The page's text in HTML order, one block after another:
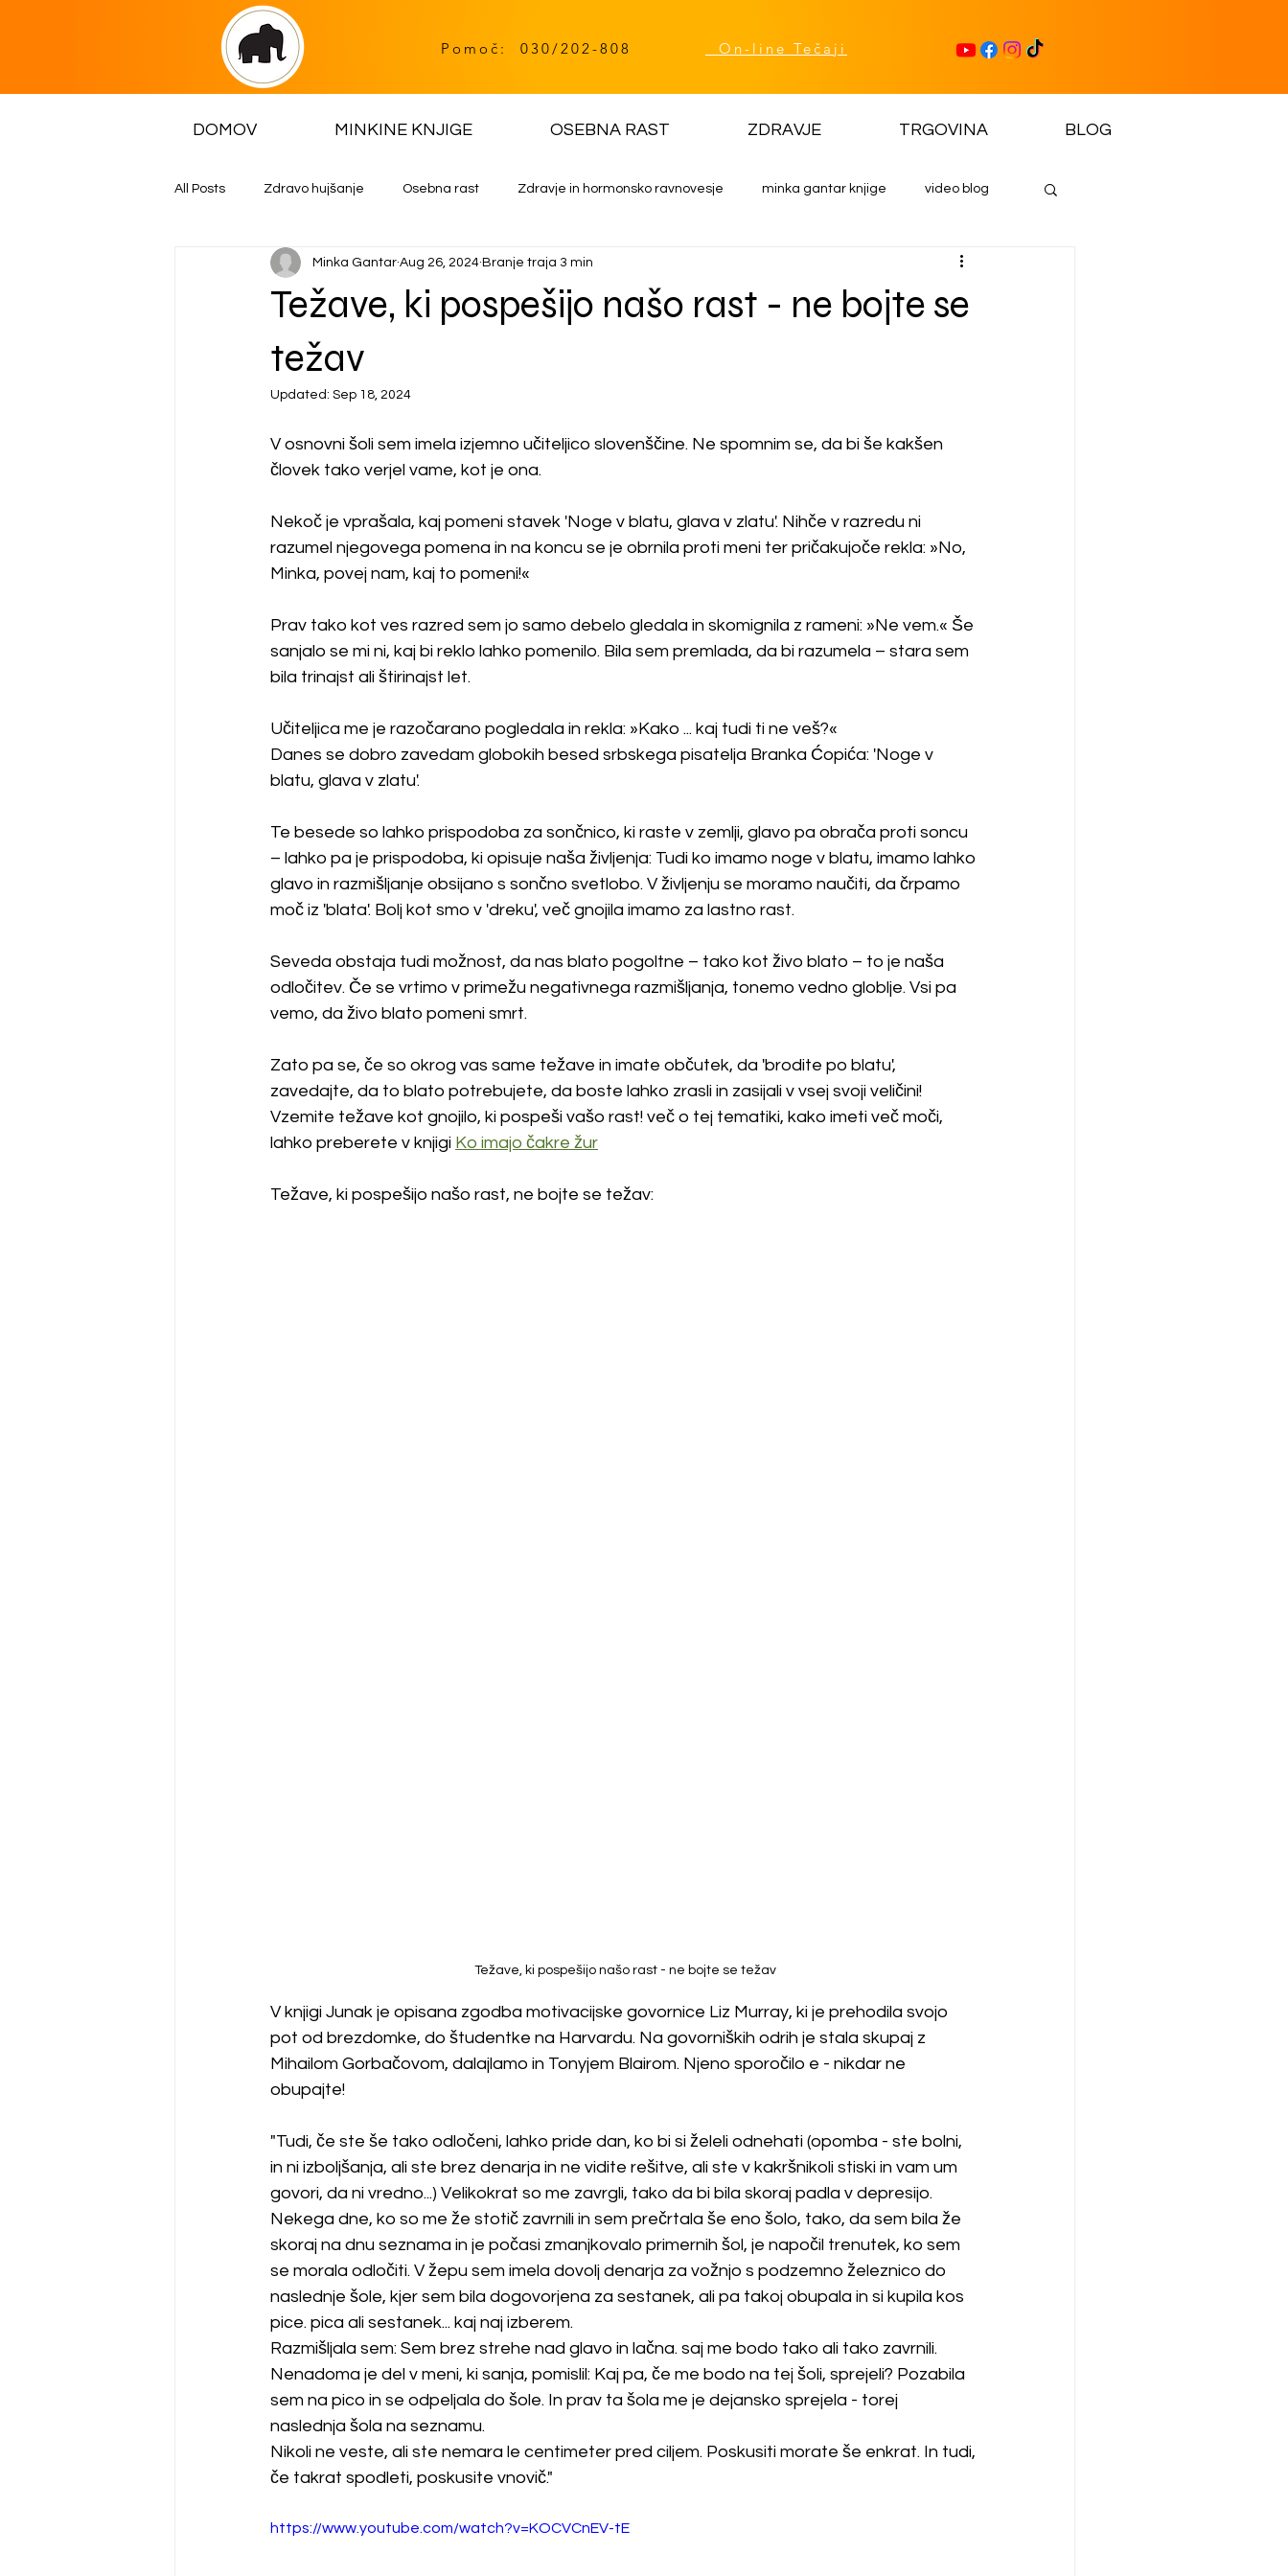
Pomoč: 030/202-808 On-line Tečaji
DOMOV MINKINE KNJIGE OSEBNA RAST ZDRAVJE TRGOVINA BLOG
All Posts Zdravo hujšanje Osebna rast Zdravje in hormonsko ravnovesje minka gantar knjige video blog
Minkin tečaj
Težave, ki pospešijo našo rast - ne bojte se
težav
Minka Gantar Aug 26, 2024 Branje traja 3 min
Updated: Sep 18, 2024
V osnovni šoli sem imela izjemno učiteljico slovenščine. Ne spomnim se, da bi še kakšen
človek tako verjel vame, kot je ona.
Nekoč je vprašala, kaj pomeni stavek 'Noge v blatu, glava v zlatu'. Nihče v razredu ni
razumel njegovega pomena in na koncu se je obrnila proti meni ter pričakujoče rekla: »No,
Minka, povej nam, kaj to pomeni!«
Prav tako kot ves razred sem jo samo debelo gledala in skomignila z rameni: »Ne vem.« Še
sanjalo se mi ni, kaj bi reklo lahko pomenilo. Bila sem premlada, da bi razumela – stara sem
bila trinajst ali štirinajst let.
Učiteljica me je razočarano pogledala in rekla: »Kako ... kaj tudi ti ne veš?«
Danes se dobro zavedam globokih besed srbskega pisatelja Branka Ćopića: 'Noge v
blatu, glava v zlatu'.
Te besede so lahko prispodoba za sončnico, ki raste v zemlji, glavo pa obrača proti soncu
– lahko pa je prispodoba, ki opisuje naša življenja: Tudi ko imamo noge v blatu, imamo lahko
glavo in razmišljanje obsijano s sončno svetlobo. V življenju se moramo naučiti, da črpamo
moč iz 'blata'. Bolj kot smo v 'dreku', več gnojila imamo za lastno rast.
Seveda obstaja tudi možnost, da nas blato pogoltne – tako kot živo blato – to je naša
odločitev. Če se vrtimo v primežu negativnega razmišljanja, tonemo vedno globlje. Vsi pa
vemo, da živo blato pomeni smrt.
Zato pa se, če so okrog vas same težave in imate občutek, da 'brodite po blatu',
zavedajte, da to blato potrebujete, da boste lahko zrasli in zasijali v vsej svoji veličini!
Vzemite težave kot gnojilo, ki pospeši vašo rast! več o tej tematiki, kako imeti več moči,
lahko preberete v knjigi Ko imajo čakre žur
Težave, ki pospešijo našo rast, ne bojte se težav:
Težave, ki pospešijo našo rast - ne bojte se težav
V knjigi Junak je opisana zgodba motivacijske govornice Liz Murray, ki je prehodila svojo
pot od brezdomke, do študentke na Harvardu. Na govorniških odrih je stala skupaj z
Mihailom Gorbačovom, dalajlamo in Tonyjem Blairom. Njeno sporočilo e - nikdar ne
obupajte!
"Tudi, če ste še tako odločeni, lahko pride dan, ko bi si želeli odnehati (opomba - ste bolni,
in ni izboljšanja, ali ste brez denarja in ne vidite rešitve, ali ste v kakršnikoli stiski in vam um
govori, da ni vredno...) Velikokrat so me zavrgli, tako da bi bila skoraj padla v depresijo.
Nekega dne, ko so me že stotič zavrnili in sem prečrtala še eno šolo, tako, da sem bila že
skoraj na dnu seznama in je počasi zmanjkovalo primernih šol, je napočil trenutek, ko sem
se morala odločiti. V žepu sem imela dovolj denarja za vožnjo s podzemno železnico do
naslednje šole, kjer sem bila dogovorjena za sestanek, ali pa takoj obupala in si kupila kos
pice. pica ali sestanek... kaj naj izberem.
Razmišljala sem: Sem brez strehe nad glavo in lačna. saj me bodo tako ali tako zavrnili.
Nenadoma je del v meni, ki sanja, pomislil: Kaj pa, če me bodo na tej šoli, sprejeli? Pozabila
sem na pico in se odpeljala do šole. In prav ta šola me je dejansko sprejela - torej
naslednja šola na seznamu.
Nikoli ne veste, ali ste nemara le centimeter pred ciljem. Poskusiti morate še enkrat. In tudi,
če takrat spodleti, poskusite vnovič."
https://www.youtube.com/watch?v=KOCVCnEV-tE